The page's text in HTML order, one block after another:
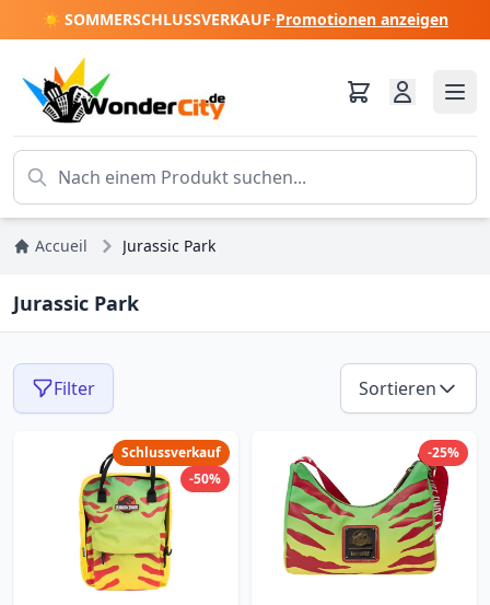
☀️ SOMMERSCHLUSSVERKAUF·Promotionen anzeigen
Accueil Jurassic Park
Jurassic Park
Filter Sortieren
Schlussverkauf
-50%
-25%